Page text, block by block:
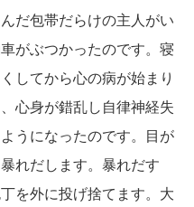
だ包帯だらけの主人がい
がぶつかったのです。寝
してから心の病が始まり
心身が錯乱し自律神経失
うになったのです。目が
れだします。暴れだす
を外に投げ捨てます。大